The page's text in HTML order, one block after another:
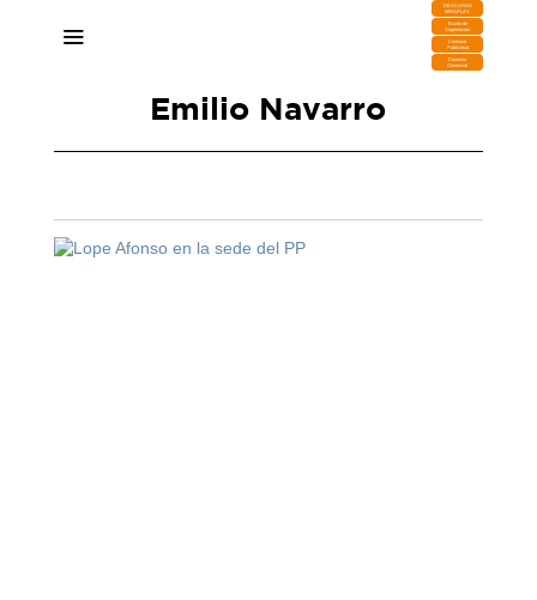
DESCARGA
MIRAPLAY
Buzón de
Sugerencias
Contratar
Publicidad
Contacto
Comercial
Emilio Navarro